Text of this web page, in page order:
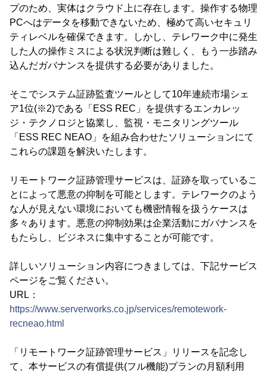
プのため、実体はクラウド上に存在します。操作する物理
PCへはデータを移動できないため、極めて高いセキュリ
ティレベルを確保できます。しかし、テレワーク中に発生
した人の操作ミスによる状況判断は難しく、もう一歩踏み
込んだガバナンスを提供する必要がありました。
そこでシステム証跡監査ツールとして10年連続市場シェ
ア1位(※2)である「ESS REC」を提供するエンカレッ
ジ・テクノロジと協業し、監視・モニタリングツール
「ESS REC NEAO」を組み合わせたソリューションにて
これらの課題を解決いたします。
リモートワーク証跡管理サービスは、証跡を取っているこ
とによって悪意の抑制を可能とします。テレワークのよう
な人が見えない環境においても機密情報を扱うケースは
多々あります。悪意の抑制効果は企業活動にガバナンスを
もたらし、ビジネスに集中することが可能です。
詳しいソリューション内容につきましては、下記サービス
ページをご覧ください。
URL：
https://www.serverworks.co.jp/services/remotework-
recneao.html
「リモートワーク証跡管理サービス」リリースを記念し
て、本サービスの有償提供(フル機能)プランの月額利用